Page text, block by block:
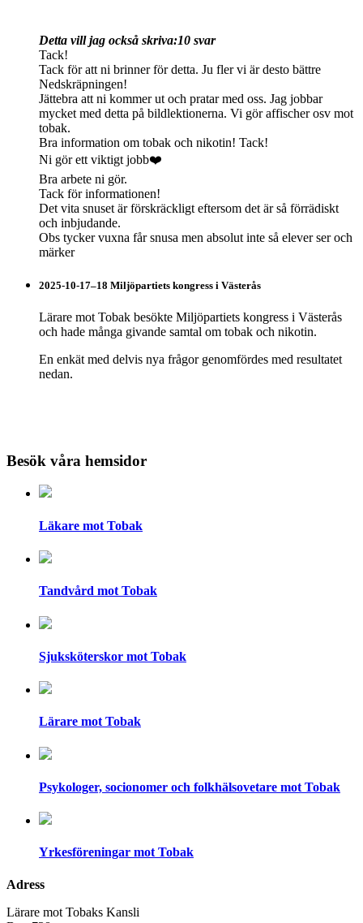
Detta vill jag också skriva:10 svar
Tack!
Tack för att ni brinner för detta. Ju fler vi är desto bättre
Nedskräpningen!
Jättebra att ni kommer ut och pratar med oss. Jag jobbar
mycket med detta på bildlektionerna. Vi gör affischer osv mot
tobak.
Bra information om tobak och nikotin! Tack!
Ni gör ett viktigt jobb❤️
Bra arbete ni gör.
Tack för informationen!
Det vita snuset är förskräckligt eftersom det är så förrädiskt
och inbjudande.
Obs tycker vuxna får snusa men absolut inte så elever ser och
märker
2025-10-17–18 Miljöpartiets kongress i Västerås
Lärare mot Tobak besökte Miljöpartiets kongress i Västerås
och hade många givande samtal om tobak och nikotin.
En enkät med delvis nya frågor genomfördes med resultatet
nedan.
Besök våra hemsidor
Läkare mot Tobak
Tandvård mot Tobak
Sjuksköterskor mot Tobak
Lärare mot Tobak
Psykologer, socionomer och folkhälsovetare mot Tobak
Yrkesföreningar mot Tobak
Adress
Lärare mot Tobaks Kansli